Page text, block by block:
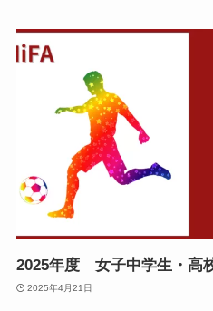
2025年度 女子中学生・高
2025年4月21日